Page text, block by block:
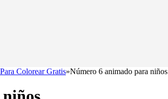
Colorear Gratis»Número 6 animado para niños